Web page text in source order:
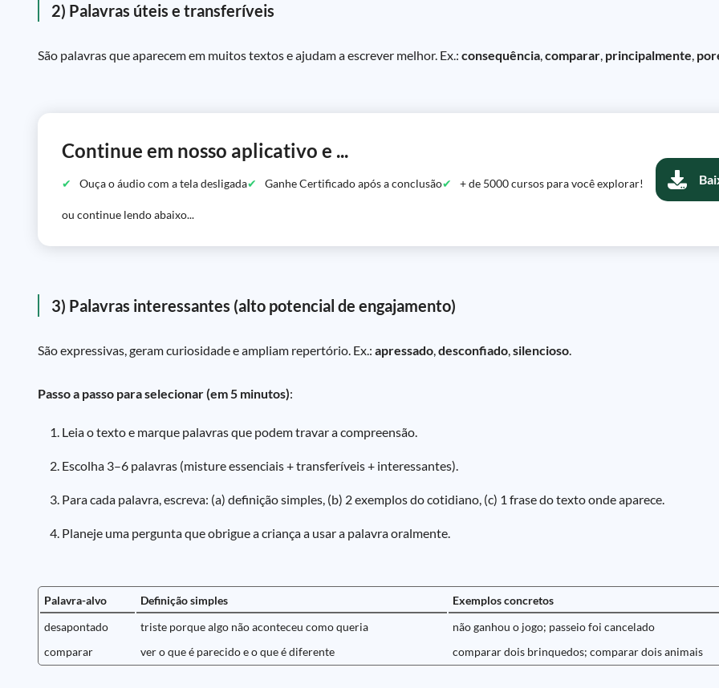
2) Palavras úteis e transferíveis
São palavras que aparecem em muitos textos e ajudam a escrever melhor. Ex.: consequência,comparar, principalmente,
Continue em nosso aplicativo e ...
Ouça o áudio com a tela desligada Ganhe Certificado após a conclusão + de 5000 cursos para você explorar!
ou continue lendo abaixo...
3) Palavras interessantes (alto potencial de engajamento)
São expressivas, geram curiosidade e ampliam repertório. Ex.: apressado,desconfiado,silencioso.
Passo a passo para selecionar (em 5 minutos):
Leia o texto e marque palavras que podem travar a compreensão.
Escolha 3–6 palavras (misture essenciais + transferíveis + interessantes).
Para cada palavra, escreva: (a) definição simples, (b) 2 exemplos do cotidiano, (c) 1 frase do texto onde aparece.
Planeje uma pergunta que obrigue a criança a usar a palavra oralmente.
Palavra-alvo Definição simples Exemplos concretos
desapontado
triste porque algo não aconteceu como queria não ganhou o jogo; passeio foi cancelado
comparar
ver o que é parecido e o que é diferente comparar dois brinquedos; comparar dois animais